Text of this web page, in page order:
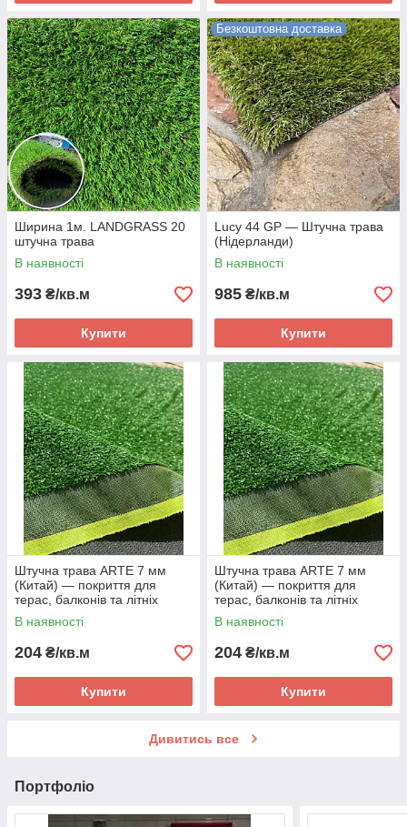
Ширина 1м. LANDGRASS 20
штучна трава
В наявності
393 ₴/кв.м
Купити
Безкоштовна доставка
Lucy 44 GP — Штучна трава
(Нідерланди)
В наявності
985 ₴/кв.м
Купити
Штучна трава ARTE 7 мм
(Китай) — покриття для
терас, балконів та літніх
майданчиків
В наявності
204 ₴/кв.м
Купити
Штучна трава ARTE 7 мм
(Китай) — покриття для
терас, балконів та літніх
майданчиків
В наявності
204 ₴/кв.м
Купити
Дивитись все
Портфоліо